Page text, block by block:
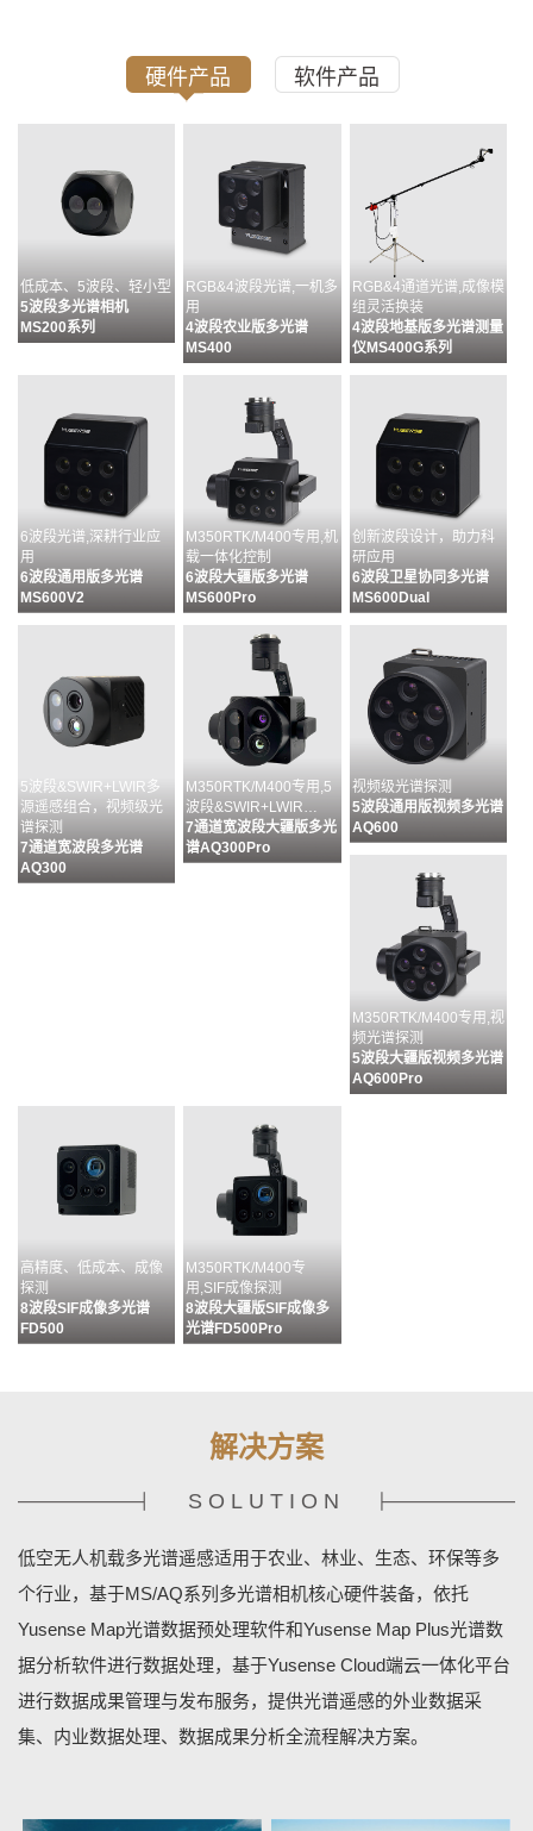
硬件产品 软件产品
低成本、5波段、轻小型
5波段多光谱相机
MS200系列
RGB&4波段光谱,一机多
用
4波段农业版多光谱
MS400
RGB&4通道光谱,成像模
组灵活换装
4波段地基版多光谱测量
仪MS400G系列
6波段光谱,深耕行业应
用
6波段通用版多光谱
MS600V2
M350RTK/M400专用,机
载一体化控制
6波段大疆版多光谱
MS600Pro
创新波段设计，助力科
研应用
6波段卫星协同多光谱
MS600Dual
5波段&SWIR+LWIR多
源遥感组合，视频级光
谱探测
7通道宽波段多光谱
AQ300
M350RTK/M400专用,5
波段&SWIR+LWIR…
7通道宽波段大疆版多光
谱AQ300Pro
视频级光谱探测
5波段通用版视频多光谱
AQ600
M350RTK/M400专用,视
频光谱探测
5波段大疆版视频多光谱
AQ600Pro
高精度、低成本、成像
探测
8波段SIF成像多光谱
FD500
M350RTK/M400专
用,SIF成像探测
8波段大疆版SIF成像多
光谱FD500Pro
数据预处理软件MAP
数据分析软件MAPPLUS
地基终端控制软件
YUSENSENET
展示
YUSENSESDK
解决方案
SOLUTION
低空无人机载多光谱遥感适用于农业、林业、生态、环保等多
个行业，基于MS/AQ系列多光谱相机核心硬件装备，依托
Yusense Map光谱数据预处理软件和Yusense Map Plus光谱数
据分析软件进行数据处理，基于Yusense Cloud端云一体化平台
进行数据成果管理与发布服务，提供光谱遥感的外业数据采
集、内业数据处理、数据成果分析全流程解决方案。